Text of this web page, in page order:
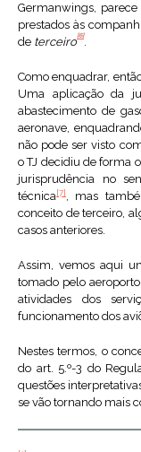
Germanwings,
prestados às
de terceiro[6].
Como enquadrar,
Uma aplicação da
abastecimento de
aeronave,
não pode ser visto
o TJ decidiu de forma
jurisprudência no
técnica[7], mas
conceito de terceiro,
casos anteriores.
Assim, vemos aqui
tomado pelo
atividades dos
funcionamento dos
Nestes termos, o
do art. 5.º-3 do
questões
se vão tornando mais